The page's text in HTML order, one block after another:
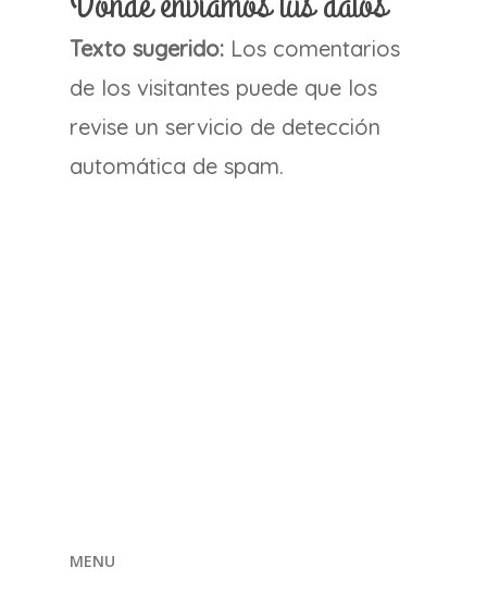
Texto sugerido: Los comentarios
de los visitantes puede que los
revise un servicio de detección
automática de spam.
MENU